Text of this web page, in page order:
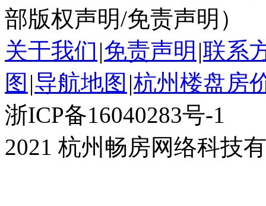
部版权声明/免责声明）
关于我们 |免责声明 |联系
图 |导航地图 |杭州楼盘房
浙ICP备16040283号-1
2021 杭州畅房网络科技